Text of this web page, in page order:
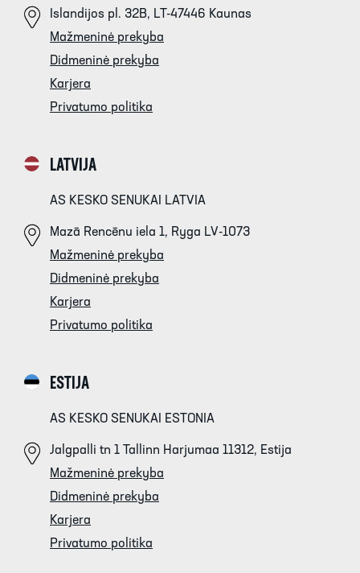
Islandijos pl. 32B, LT-47446 Kaunas
Mažmeninė prekyba
Didmeninė prekyba
Karjera
Privatumo politika
LATVIJA
AS KESKO SENUKAI LATVIA
Mazā Rencēnu iela 1, Ryga LV-1073
Mažmeninė prekyba
Didmeninė prekyba
Karjera
Privatumo politika
ESTIJA
AS KESKO SENUKAI ESTONIA
Jalgpalli tn 1 Tallinn Harjumaa 11312, Estija
Mažmeninė prekyba
Didmeninė prekyba
Karjera
Privatumo politika